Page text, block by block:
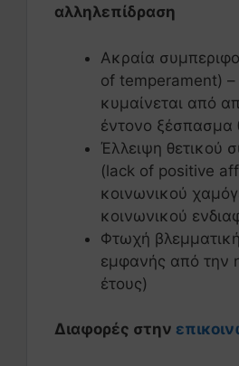
αλληλεπίδραση
Ακραία
of temperament) –
κυμαίνεται από
έντονο ξέσπασμα
Έλλειψη θετικού
(lack of positive
κοινωνικού
κοινωνικού
Φτωχή
εμφανής από την
έτους)
Διαφορές στην